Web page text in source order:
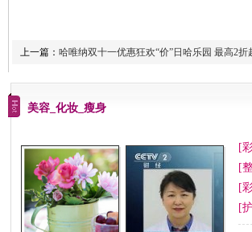
上一篇： 哈唯纳双十一优惠狂欢“价”日哈乐园 最高2折
美容_化妆_瘦身
[
节
[
[
[